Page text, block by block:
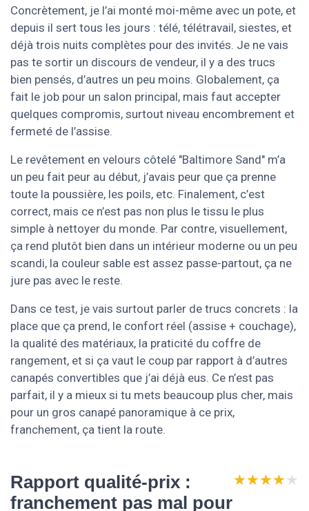
Concrètement, je l’ai monté moi-même avec un pote, et
depuis il sert tous les jours : télé, télétravail, siestes, et
déjà trois nuits complètes pour des invités. Je ne vais
pas te sortir un discours de vendeur, il y a des trucs
bien pensés, d’autres un peu moins. Globalement, ça
fait le job pour un salon principal, mais faut accepter
quelques compromis, surtout niveau encombrement et
fermeté de l’assise.
Le revêtement en velours côtelé "Baltimore Sand" m’a
un peu fait peur au début, j’avais peur que ça prenne
toute la poussière, les poils, etc. Finalement, c’est
correct, mais ce n’est pas non plus le tissu le plus
simple à nettoyer du monde. Par contre, visuellement,
ça rend plutôt bien dans un intérieur moderne ou un peu
scandi, la couleur sable est assez passe-partout, ça ne
jure pas avec le reste.
Dans ce test, je vais surtout parler de trucs concrets : la
place que ça prend, le confort réel (assise + couchage),
la qualité des matériaux, la praticité du coffre de
rangement, et si ça vaut le coup par rapport à d’autres
canapés convertibles que j’ai déjà eus. Ce n’est pas
parfait, il y a mieux si tu mets beaucoup plus cher, mais
pour un gros canapé panoramique à ce prix,
franchement, ça tient la route.
Rapport qualité-prix :
franchement pas mal pour
★★★★★
★★★★★